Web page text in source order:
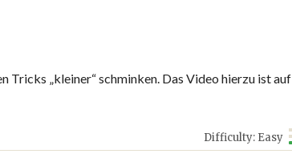
Tricks „kleiner“ schminken. Das Video hierzu ist auf
Difficulty: Easy